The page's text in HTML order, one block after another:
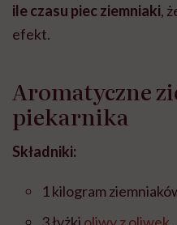
ile czasu piec ziemniaki,
efekt.
Aromatyczne
piekarnika
Składniki:
1 kilogram